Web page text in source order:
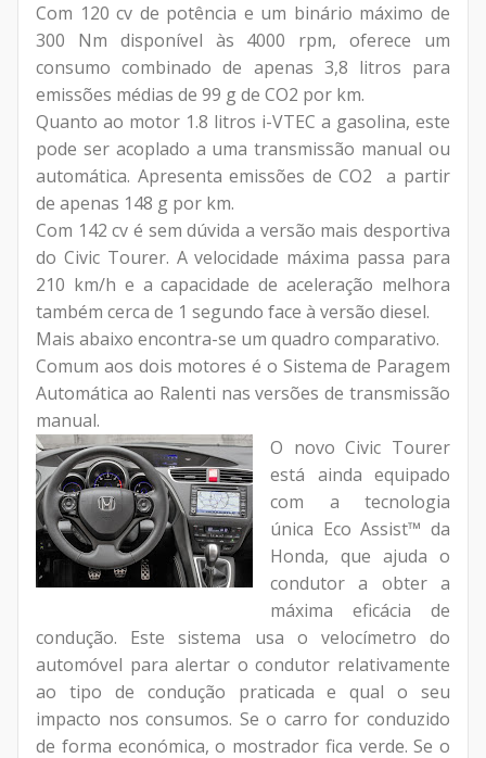
Com 120 cv de potência e um binário máximo de
300 Nm disponível às 4000 rpm, oferece um
consumo combinado de apenas 3,8 litros para
emissões médias de 99 g de CO2 por km.
Quanto ao motor 1.8 litros i-VTEC a gasolina, este
pode ser acoplado a uma transmissão manual ou
automática. Apresenta emissões de CO2 a partir
de apenas 148 g por km.
Com 142 cv é sem dúvida a versão mais desportiva
do Civic Tourer. A velocidade máxima passa para
210 km/h e a capacidade de aceleração melhora
também cerca de 1 segundo face à versão diesel.
Mais abaixo encontra-se um quadro comparativo.
Comum aos dois motores é o Sistema de Paragem
Automática ao Ralenti nas versões de transmissão
manual.
O novo Civic Tourer
está ainda equipado
com a tecnologia
única Eco Assist™ da
Honda, que ajuda o
condutor a obter a
máxima eficácia de
condução. Este sistema usa o velocímetro do
automóvel para alertar o condutor relativamente
ao tipo de condução praticada e qual o seu
impacto nos consumos. Se o carro for conduzido
de forma económica, o mostrador fica verde. Se o